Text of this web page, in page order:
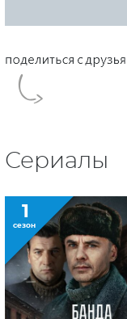
Сериалы
1
сезон